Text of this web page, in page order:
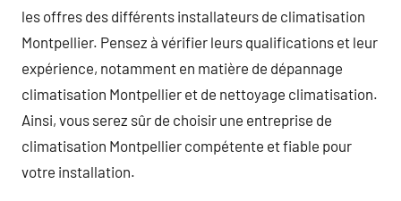
les offres des différents installateurs de climatisation
Montpellier. Pensez à vérifier leurs qualifications et leur
expérience, notamment en matière de dépannage
climatisation Montpellier et de nettoyage climatisation.
Ainsi, vous serez sûr de choisir une entreprise de
climatisation Montpellier compétente et fiable pour
votre installation.